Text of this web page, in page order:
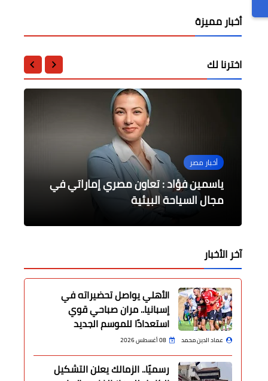
أخبار مميزة
اخترنا لك
أخبار مصر
ياسمين فؤاد : تعاون مصري إماراتي في
مجال السياحة البيئية
أخبار مصر
السعيد تشارك في جلسة "حكومات
المستقبل 2030: الطموح والرؤية"
أخبار مصر
هيئة الدواء المصرية في مؤتمر جمعية
المعلومات الدوائية الدولية بالرياض
عاجل
عاجل/ السعودية تدشن الاصدار الجديد
لأكثر من 30 خدمة إلكترونية
جامعات
محمد صلاح والنني في جداريات تطبيقية
حلوان بنادي المقاولون العرب
آخر الأخبار
الأهلي يواصل تحضيراته في
إسبانيا.. مران صباحي قوي
استعدادًا للموسم الجديد
عماد الدين محمد 08 أغسطس 2026
رسميًا.. الزمالك يعلن التشكيل